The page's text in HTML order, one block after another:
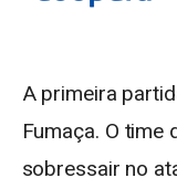
A primeira
Fumaça. O time
sobressair no